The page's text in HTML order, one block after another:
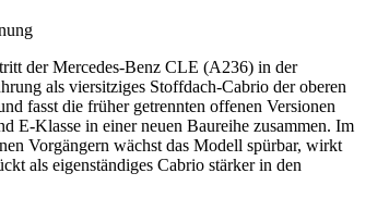
der Mercedes-Benz CLE (A236) in der
als viersitziges Stoffdach-Cabrio der oberen
fasst die früher getrennten offenen Versionen
E-Klasse in einer neuen Baureihe zusammen. Im
Vorgängern wächst das Modell spürbar, wirkt
als eigenständiges Cabrio stärker in den